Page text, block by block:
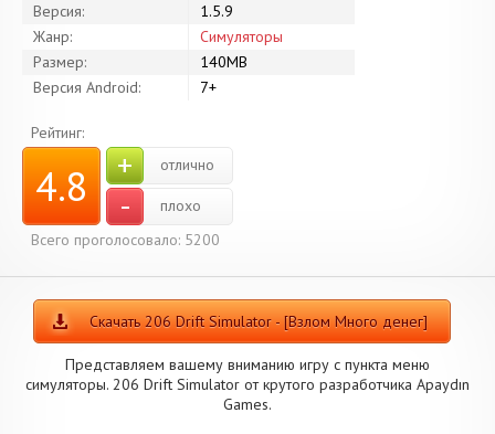
Версия:
1.5.9
Жанр:
Симуляторы
Размер:
140MB
Версия Android:
7+
Рейтинг:
4.8 + отлично
-
плохо
Всего проголосовало: 5200
Скачать 206 Drift Simulator - [Взлом Много денег]
Представляем вашему вниманию игру с пункта меню
симуляторы. 206 Drift Simulator от крутого разработчика Apaydın
Games.